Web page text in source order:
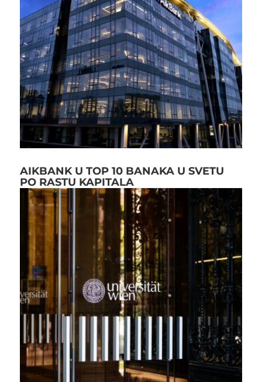
AIKBANK U TOP 10 BANAKA U SVETU
PO RASTU KAPITALA